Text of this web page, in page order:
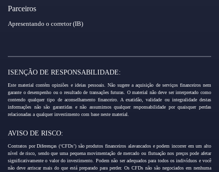
Parceiros
Apresentando o corretor (IB)
ISENÇÃO DE RESPONSABILIDADE:
Este material contém opiniões e ideias pessoais. Não sugere a aquisição de serviços financeiros nem
garante o desempenho ou o resultado de transações futuras. O material não deve ser interpretado como
contendo qualquer tipo de aconselhamento financeiro. A exatidão, validade ou integralidade destas
informações não são garantidas e não assumimos qualquer responsabilidade por quaisquer perdas
relacionadas a qualquer investimento com base neste material.
AVISO DE RISCO:
Contratos por Diferenças (‘CFDs’) são produtos financeiros alavancados e podem incorrer em um alto
nível de risco, sendo que uma pequena movimentação de mercado ou flutuação nos preços pode afetar
significativamente o valor do investimento. Podem não ser adequados para todos os indivíduos e você
não deve arriscar mais do que está preparado para perder. Os CFDs não são negociados em nenhuma